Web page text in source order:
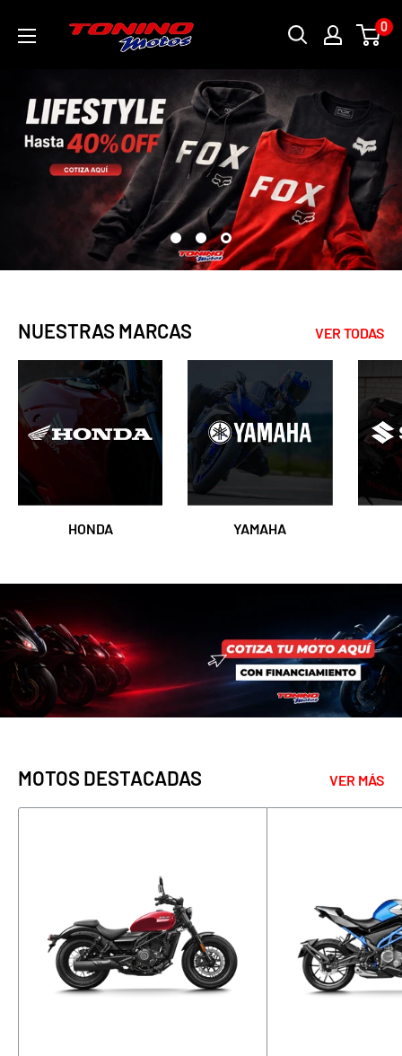
directamente
toninomotoschile 0
NUESTRAS MARCAS VER TODAS
HONDA YAMAHA
MOTOS DESTACADAS VER MÁS